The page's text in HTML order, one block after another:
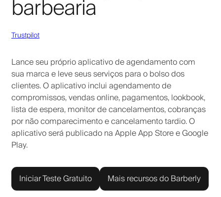
barbearia
Trustpilot
Lance seu próprio aplicativo de agendamento com
sua marca e leve seus serviços para o bolso dos
clientes. O aplicativo inclui agendamento de
compromissos, vendas online, pagamentos, lookbook,
lista de espera, monitor de cancelamentos, cobranças
por não comparecimento e cancelamento tardio. O
aplicativo será publicado na Apple App Store e Google
Play.
Iniciar Teste Gratuito Mais recursos do Barberly